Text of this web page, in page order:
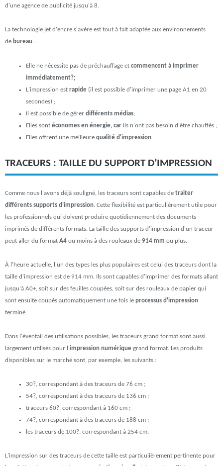
d'une agence de publicité jusqu'à 8.
La technologie jet d'encre s'avère est tout à fait adaptée aux environnements
de bureau :
Elle ne nécessite pas de préchauffage et commencent à imprimer
immédiatement?;
L'impression est rapide (il est possible d'imprimer une page A1 en 20
secondes) ;
Il est possible de gérer différents médias;
Elles sont économes en énergie, car ils n'ont pas besoin d'être chauffés ;
Elles offrent une meilleure qualité d'impression
TRACEURS : TAILLE DU SUPPORT D’IMPRESSION
Comme nous l'avons déjà souligné, les traceurs sont capables de traiter
différents supports d'impression. Cette flexibilité est particulièrement utile pour
les professionnels qui doivent produire quotidiennement des documents
imprimés de différents formats. La taille des supports d'impression d'un traceur
peut aller du format A4 ou moins à des rouleaux de 914 mm ou plus.
À l'heure actuelle, l'un des types les plus populaires est celui des traceurs dont la
taille d'impression est de 914 mm. Ils sont capables d'imprimer des formats allant
jusqu'à A0+, soit sur des feuilles coupées, soit sur des rouleaux de papier qui
sont ensuite coupés automatiquement une fois le processus d'impression
terminé.
Dans l'éventail des utilisations possibles, les traceurs grand format sont aussi
largement utilisés pour l'impression numérique grand format. Les produits
disponibles sur le marché sont, par exemple, les suivants :
30?, correspondant à des traceurs de 76 cm ;
54?, correspondant à des traceurs de 136 cm ;
traceurs 60?, correspondant à 160 cm ;
74?, correspondant à des traceurs de 188 cm ;
les traceurs de 100?, correspondant à 254 cm.
L'impression sur des traceurs de cette taille est particulièrement pertinente pour